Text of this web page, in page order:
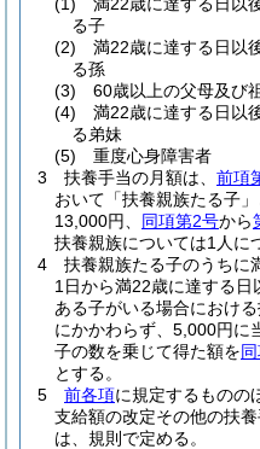
る子
(2)
満22歳に達する日以
る孫
(3)
60歳以上の父母及び
(4)
満22歳に達する日以
る弟妹
(5)
重度心身障害者
3
扶養手当の月額は、 前項
おいて「扶養親族たる子
13,000円、 同項第2号から
扶養親族については1人に
4
扶養親族たる子のうちに
1日から満22歳に達する日
ある子がいる場合における
にかかわらず、5,000円に
子の数を乗じて得た額を
とする。
5
前各項に規定するものの
支給額の改定その他の扶
は、規則で定める。